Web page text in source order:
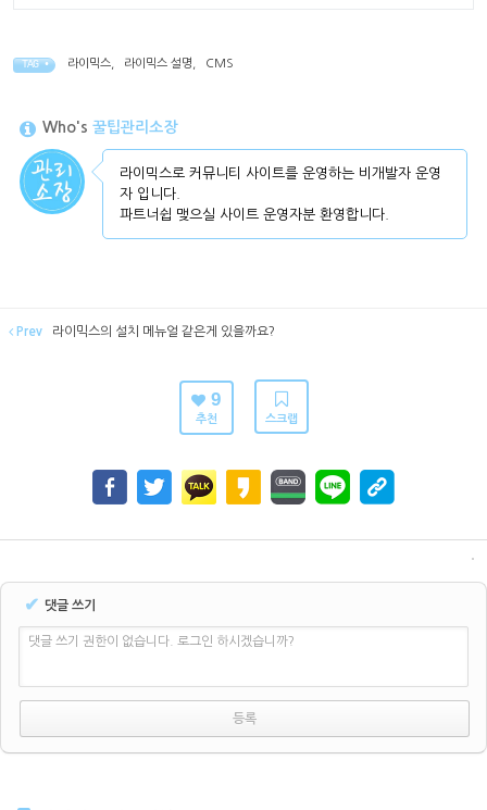
TAG • 라이믹스 라이믹스 설명 CMS
Who's 꿀팁관리소장
라이믹스로 커뮤니티 사이트를 운영하는 비개발자 운영
자 입니다.
파트너쉽 맺으실 사이트 운영자분 환영합니다.
Prev 라이믹스의 설치 메뉴얼 같은게 있을까요?
9
추천 스크랩
✔ 댓글 쓰기
댓글 쓰기 권한이 없습니다. 로그인 하시겠습니까?